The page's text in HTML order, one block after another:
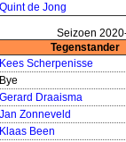
Quint de Jong
Seizoen
Tegenstander
Kees Scherpenisse
Bye
Gerard Draaisma
Jan Zonneveld
Klaas Been